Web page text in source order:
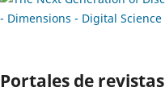
Portales de revistas